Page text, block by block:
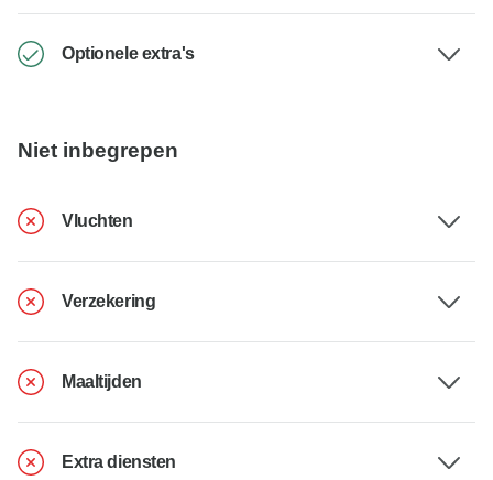
Optionele extra's
Niet inbegrepen
Vluchten
Verzekering
Maaltijden
Extra diensten